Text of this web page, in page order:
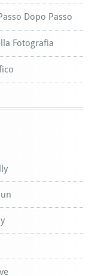
Dopo Passo
Fotografia